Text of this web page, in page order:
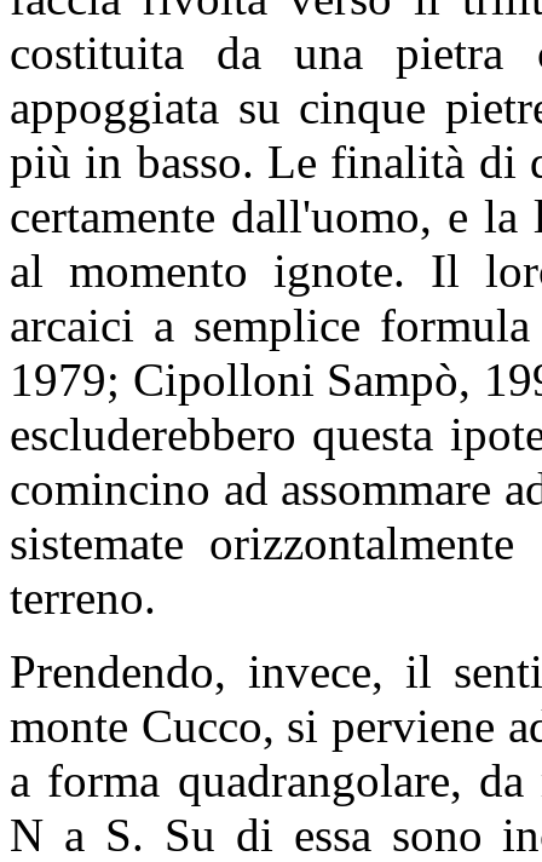
costituita da una pietra
appoggiata su cinque
più in basso. Le finalità di
certamente dall'uomo, e
al momento ignote. Il
arcaici a semplice
1979; Cipolloni Sampò,
escluderebbero questa
comincino ad assommare
sistemate
terreno.
Prendendo, invece, il
monte Cucco, si perviene
a forma quadrangolare,
N a S. Su di essa sono